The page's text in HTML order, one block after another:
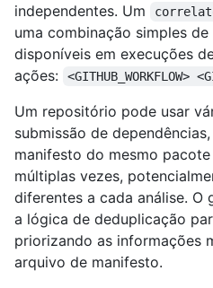
independentes. Um
uma combinação simples
disponíveis em execuções
ações:
<GITHUB_WORKFLOW>
Um repositório pode usar
submissão de
manifesto do mesmo
múltiplas vezes,
diferentes a cada análise. O
a lógica de deduplicação
priorizando as informações
arquivo de manifesto.